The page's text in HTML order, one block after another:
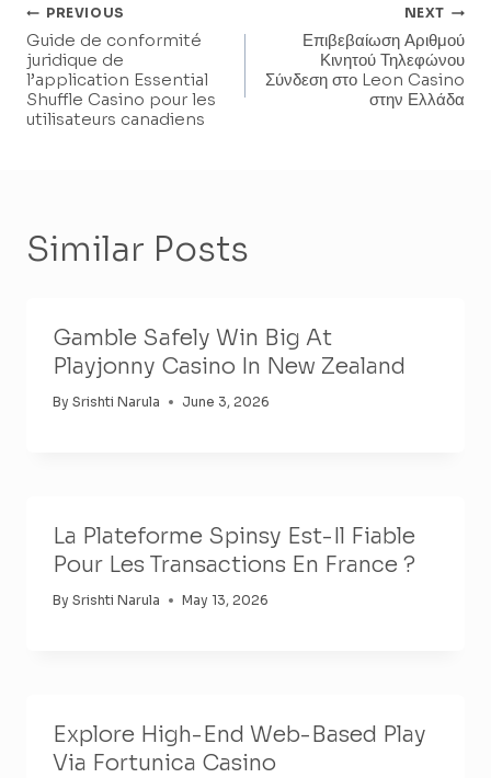
Post
Navigation
PREVIOUS
Guide de conformité
juridique de
l’application Essential
Shuffle Casino pour les
utilisateurs canadiens
NEXT
Επιβεβαίωση Αριθμού
Κινητού Τηλεφώνου
Σύνδεση στο Leon Casino
στην Ελλάδα
Similar Posts
Gamble Safely Win Big At
Playjonny Casino In New Zealand
By Srishti Narula June 3, 2026
La Plateforme Spinsy Est-Il Fiable
Pour Les Transactions En France ?
By Srishti Narula May 13, 2026
Explore High-End Web-Based Play
Via Fortunica Casino